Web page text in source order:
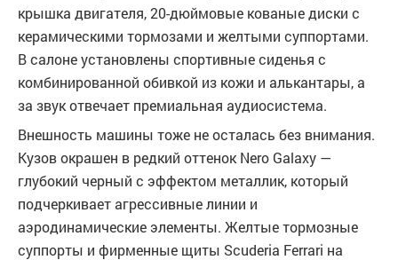
крышка двигателя, 20-дюймовые кованые диски с
керамическими тормозами и желтыми суппортами.
В салоне установлены спортивные сиденья с
комбинированной обивкой из кожи и алькантары, а
за звук отвечает премиальная аудиосистема.
Внешность машины тоже не осталась без внимания.
Кузов окрашен в редкий оттенок Nero Galaxy —
глубокий черный с эффектом металлик, который
подчеркивает агрессивные линии и
аэродинамические элементы. Желтые тормозные
суппорты и фирменные щиты Scuderia Ferrari на